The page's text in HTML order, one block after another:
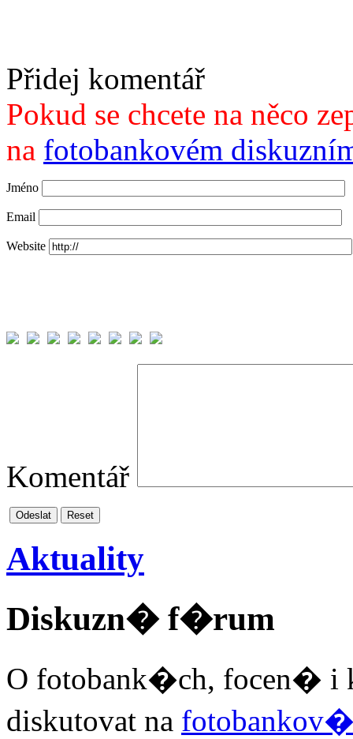
Přidej komentář
Pokud se chcete na něco
na fotobankovém
Jméno
Email
Website
Komentář
Odeslat Reset
Aktuality
Diskuzn� f�rum
O fotobank�ch, focen� i
diskutovat na